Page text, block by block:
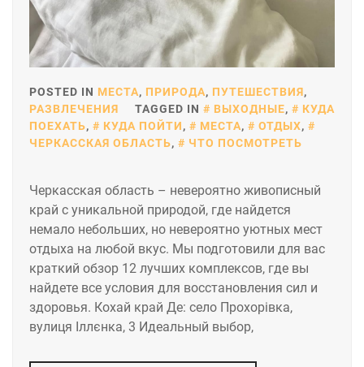
POSTED IN МЕСТА, ПРИРОДА, ПУТЕШЕСТВИЯ,
РАЗВЛЕЧЕНИЯ
TAGGED IN ВЫХОДНЫЕ,
КУДА
ПОЕХАТЬ, КУДА ПОЙТИ, МЕСТА, ОТДЫХ,
ЧЕРКАССКАЯ ОБЛАСТЬ, ЧТО ПОСМОТРЕТЬ
Черкасская область – невероятно живописный
край с уникальной природой, где найдется
немало небольших, но невероятно уютных мест
отдыха на любой вкус. Мы подготовили для вас
краткий обзор 12 лучших комплексов, где вы
найдете все условия для восстановления сил и
здоровья. Кохай край Де: село Прохорівка,
вулиця Іллєнка, 3 Идеальный выбор,